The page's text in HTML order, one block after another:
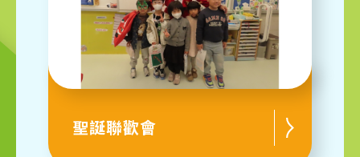
聖誕聯歡會